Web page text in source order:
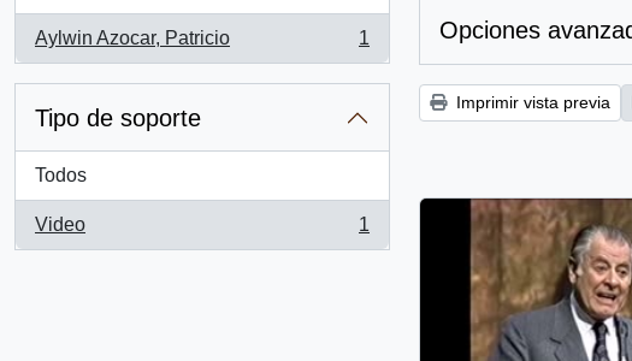
Aylwin Azocar, Patricio
, 1 resultados
1
Tipo de soporte
Todos
Video
, 1 resultados
1
Opciones
Imprimir vista previa